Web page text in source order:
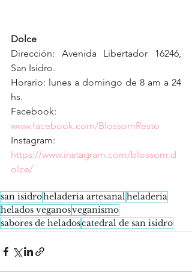
Dolce
Dirección: Avenida Libertador 16246,
San Isidro.
Horario: lunes a domingo de 8 am a 24
hs.
www.facebook.com/BlossomResto
https://www.instagram.com/blossom.d
olce/
san isidroheladeria artesanalheladeria
helados veganosveganismo
sabores de heladoscatedral de san isidro